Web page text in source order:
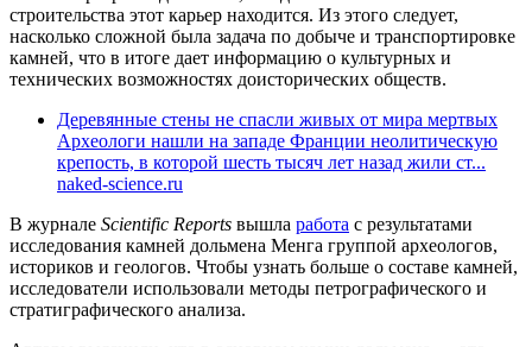
строительства этот карьер находится. Из этого следует,
насколько сложной была задача по добыче и транспортировке
камней, что в итоге дает информацию о культурных и
технических возможностях доисторических обществ.
Деревянные стены не спасли живых от мира мертвых
Археологи нашли на западе Франции неолитическую
крепость, в которой шесть тысяч лет назад жили ст...
naked-science.ru
В журнале Scientific Reports вышла работа с результатами
исследования камней дольмена Менга группой археологов,
историков и геологов. Чтобы узнать больше о составе камней,
исследователи использовали методы петрографического и
стратиграфического анализа.